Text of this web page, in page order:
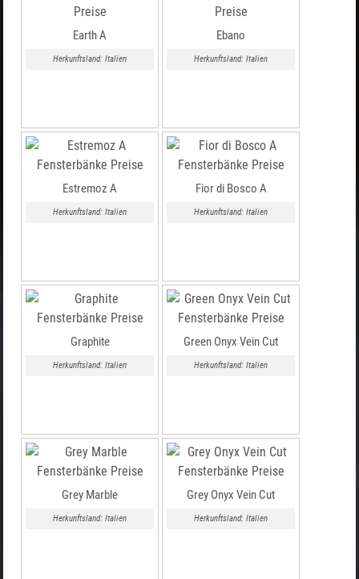
Earth A
Herkunftsland: Italien
Ebano
Herkunftsland: Italien
Estremoz A
Herkunftsland: Italien
Fior di Bosco A
Herkunftsland: Italien
Graphite
Herkunftsland: Italien
Green Onyx Vein Cut
Herkunftsland: Italien
Grey Marble
Herkunftsland: Italien
Grey Onyx Vein Cut
Herkunftsland: Italien